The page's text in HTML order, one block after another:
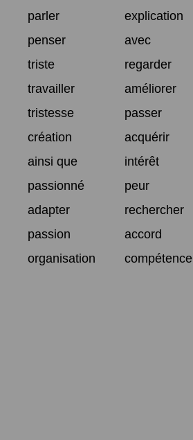
parler
explication
penser
avec
triste
regarder
travailler
améliorer
tristesse
passer
création
acquérir
ainsi que
intérêt
passionné
peur
adapter
rechercher
passion
accord
organisation
compétence